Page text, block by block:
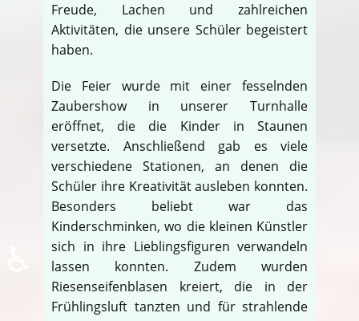
Freude, Lachen und zahlreichen
Aktivitäten, die unsere Schüler begeistert
haben.
Die Feier wurde mit einer fesselnden
Zaubershow in unserer Turnhalle
eröffnet, die die Kinder in Staunen
versetzte. Anschließend gab es viele
verschiedene Stationen, an denen die
Schüler ihre Kreativität ausleben konnten.
Besonders beliebt war das
Kinderschminken, wo die kleinen Künstler
sich in ihre Lieblingsfiguren verwandeln
lassen konnten. Zudem wurden
Riesenseifenblasen kreiert, die in der
Frühlingsluft tanzten und für strahlende